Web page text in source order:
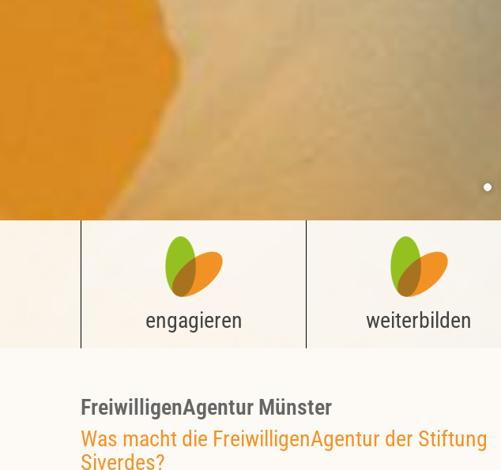
engagieren weiterbilden
FreiwilligenAgentur Münster
Was macht die FreiwilligenAgentur der Stiftung
Siverdes?